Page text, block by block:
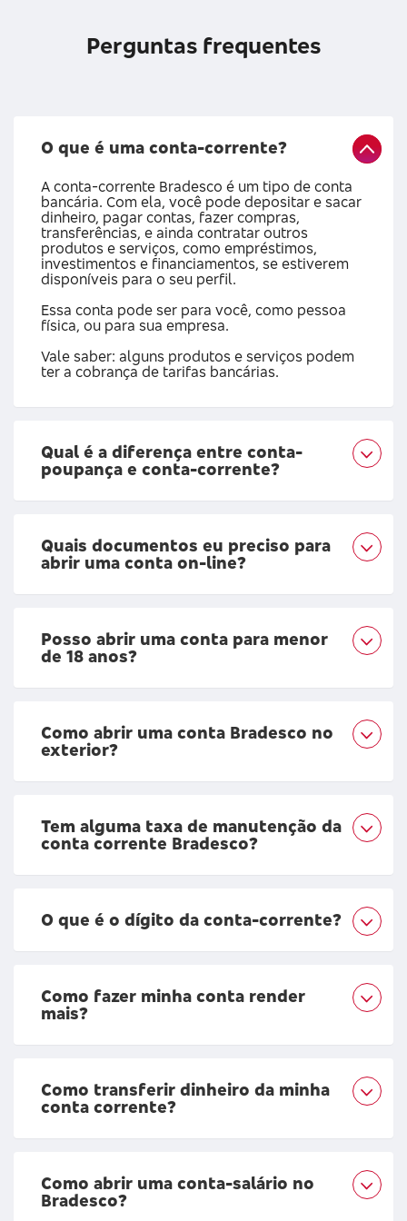
Perguntas frequentes
O que é uma conta-corrente?
A conta-corrente Bradesco é um tipo de conta
bancária. Com ela, você pode depositar e sacar
dinheiro, pagar contas, fazer compras,
transferências, e ainda contratar outros
produtos e serviços, como empréstimos,
investimentos e financiamentos, se estiverem
disponíveis para o seu perfil.
Essa conta pode ser para você, como pessoa
física, ou para sua empresa.
Vale saber: alguns produtos e serviços podem
ter a cobrança de tarifas bancárias.
Qual é a diferença entre conta-
poupança e conta-corrente?
Quais documentos eu preciso para
abrir uma conta on-line?
Posso abrir uma conta para menor
de 18 anos?
Como abrir uma conta Bradesco no
exterior?
Tem alguma taxa de manutenção da
conta corrente Bradesco?
O que é o dígito da conta-corrente?
Como fazer minha conta render
mais?
Como transferir dinheiro da minha
conta corrente?
Como abrir uma conta-salário no
Bradesco?